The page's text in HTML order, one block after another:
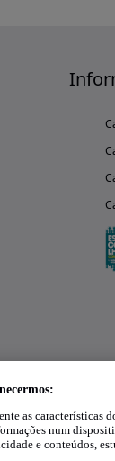
as características
num
e conteúdos,